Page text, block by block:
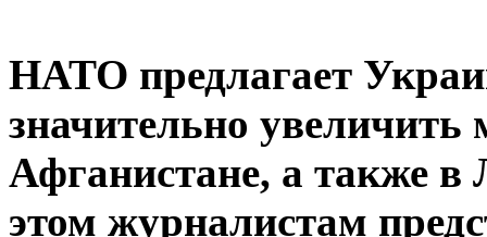
НАТО предлагает
значительно увеличить
Афганистане, а также
этом журналистам